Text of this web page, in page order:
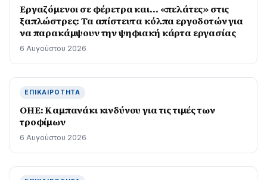
Εργαζόμενοι σε φέρετρα και… «πελάτες» στις
ξαπλώστρες: Τα απίστευτα κόλπα εργοδοτών για
να παρακάμψουν την ψηφιακή κάρτα εργασίας
6 Αυγούστου 2026
ΕΠΙΚΑΙΡΌΤΗΤΑ
ΟΗΕ: Καμπανάκι κινδύνου για τις τιμές των
τροφίμων
6 Αυγούστου 2026